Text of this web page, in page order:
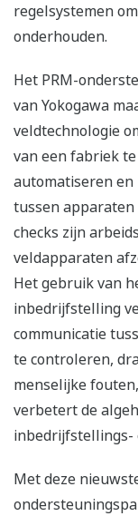
regelsystemen
onderhouden.
Het PRM-
van Yokogawa
veldtechnologie
van een fabriek
automatiseren
tussen apparaten
checks zijn
veldapparaten
Het gebruik van
inbedrijfstelling
communicatie
te controleren,
menselijke
verbetert de
inbedrijfstellings-
Met deze